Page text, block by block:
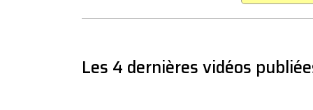
Les 4 dernières vidéos